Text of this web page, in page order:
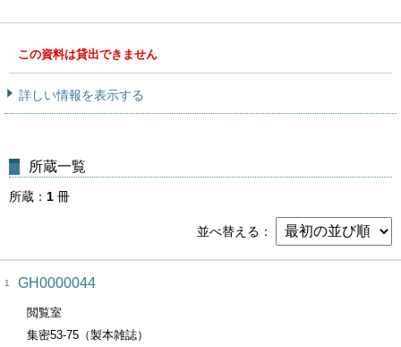
この資料は貸出できません
詳しい情報を表示する
所蔵一覧
所蔵 1 冊
並べ替える
1 GH0000044
閲覧室
集密53-75（製本雑誌）